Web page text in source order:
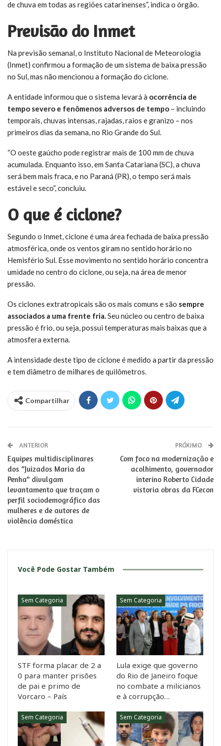
de chuva em todas as regiões catarinenses”, indica o órgão.
Previsão do Inmet
Na previsão semanal, o Instituto Nacional de Meteorologia
(Inmet) confirmou a formação de um sistema de baixa pressão
no Sul, mas não mencionou a formação do ciclone.
A entidade informou que o sistema levará à ocorrência de
tempo severo e fenômenos adversos de tempo – incluindo
temporais, chuvas intensas, rajadas, raios e granizo – nos
primeiros dias da semana, no Rio Grande do Sul.
“O oeste gaúcho pode registrar mais de 100 mm de chuva
acumulada. Enquanto isso, em Santa Catariana (SC), a chuva
será bem mais fraca, e no Paraná (PR), o tempo será mais
estável e seco”, concluiu.
O que é ciclone?
Segundo o Inmet, ciclone é uma área fechada de baixa pressão
atmosférica, onde os ventos giram no sentido horário no
Hemisfério Sul. Esse movimento no sentido horário concentra
umidade no centro do ciclone, ou seja, na área de menor
pressão.
Os ciclones extratropicais são os mais comuns e são sempre
associados a uma frente fria.Seu núcleo ou centro de baixa
pressão é frio, ou seja, possui temperaturas mais baixas que a
atmosfera externa.
A intensidade deste tipo de ciclone é medido a partir da pressão
e tem diâmetro de milhares de quilômetros.
Compartilhar
ANTERIOR
Equipes multidisciplinares
dos “Juizados Maria da
Penha” divulgam
levantamento que traçam o
perfil sociodemográfico das
mulheres e de autores de
violência doméstica
PRÓXIMO
Com foco na modernização e
acolhimento, governador
interino Roberto Cidade
vistoria obras da FCecon
Você Pode Gostar Também
Sem Categoria
STF forma placar de 2 a
0 para manter prisões
de pai e primo de
Vorcaro – País
Sem Categoria
Lula exige que governo
do Rio de Janeiro foque
no combate a milicianos
e à corrupção…
Sem Categoria Sem Categoria